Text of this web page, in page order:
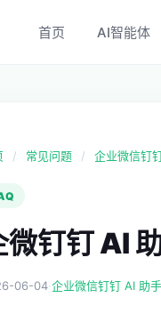
首页 AI智能体
/ 常见问题 / 企业微信钉
微钉钉 AI
06-04·企业微信钉钉 AI 助